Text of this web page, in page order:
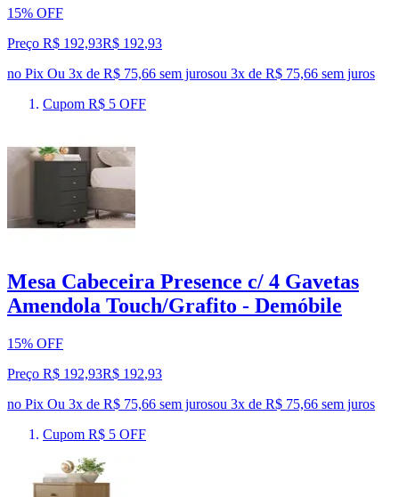
15% OFF
Preço R$ 192,93R$ 192,93
no Pix Ou 3x de R$ 75,66 sem jurosou 3x de R$ 75,66 sem juros
Cupom R$ 5 OFF
Mesa Cabeceira Presence c/ 4 Gavetas
Amendola Touch/Grafito - Demóbile
15% OFF
Preço R$ 192,93R$ 192,93
no Pix Ou 3x de R$ 75,66 sem jurosou 3x de R$ 75,66 sem juros
Cupom R$ 5 OFF